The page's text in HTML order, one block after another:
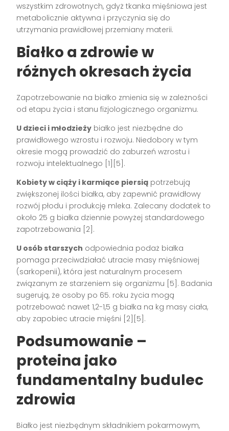
wszystkim zdrowotnych, gdyż tkanka mięśniowa jest
metabolicznie aktywna i przyczynia się do
utrzymania prawidłowej przemiany materii.
Białko a zdrowie w
różnych okresach życia
Zapotrzebowanie na białko zmienia się w zależności
od etapu życia i stanu fizjologicznego organizmu.
U dzieci i młodzieży białko jest niezbędne do
prawidłowego wzrostu i rozwoju. Niedobory w tym
okresie mogą prowadzić do zaburzeń wzrostu i
rozwoju intelektualnego [1][5].
Kobiety w ciąży i karmiące piersią potrzebują
zwiększonej ilości białka, aby zapewnić prawidłowy
rozwój płodu i produkcję mleka. Zalecany dodatek to
około 25 g białka dziennie powyżej standardowego
zapotrzebowania [2].
U osób starszych odpowiednia podaż białka
pomaga przeciwdziałać utracie masy mięśniowej
(sarkopenii), która jest naturalnym procesem
związanym ze starzeniem się organizmu [5]. Badania
sugerują, że osoby po 65. roku życia mogą
potrzebować nawet 1,2-1,5 g białka na kg masy ciała,
aby zapobiec utracie mięśni [2][5].
Podsumowanie –
proteina jako
fundamentalny budulec
zdrowia
Białko jest niezbędnym składnikiem pokarmowym,